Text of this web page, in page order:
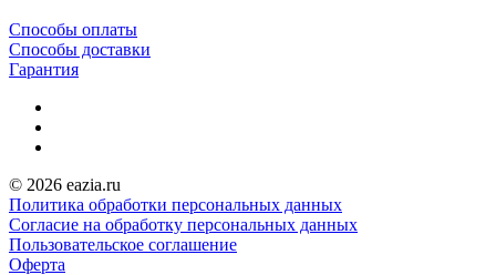
Способы оплаты
Способы доставки
Гарантия
© 2026 eazia.ru
Политика обработки персональных данных
Согласие на обработку персональных данных
Пользовательское соглашение
Оферта